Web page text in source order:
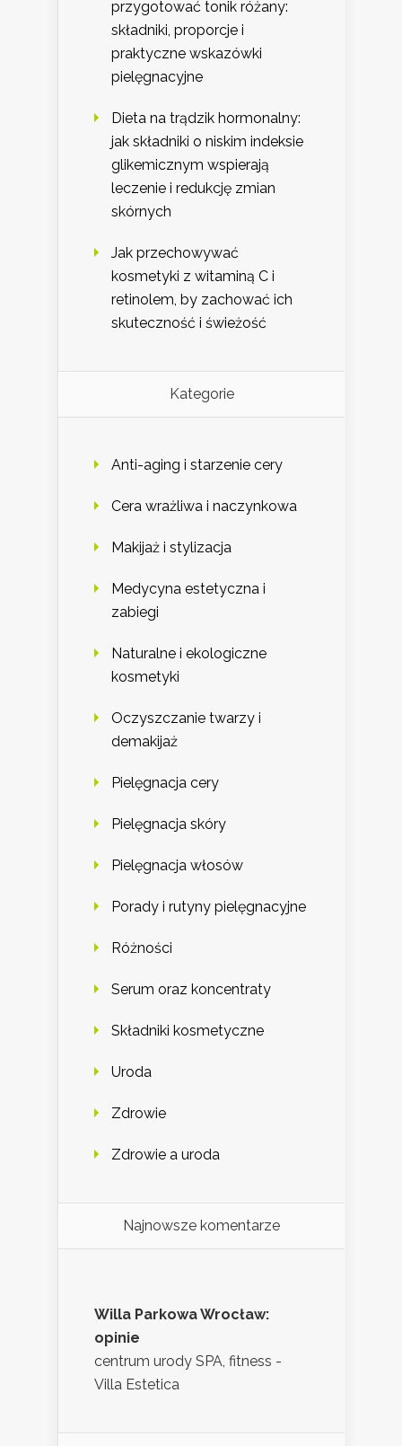
przygotować tonik różany:
składniki, proporcje i
praktyczne wskazówki
pielęgnacyjne
Dieta na trądzik hormonalny:
jak składniki o niskim indeksie
glikemicznym wspierają
leczenie i redukcję zmian
skórnych
Jak przechowywać
kosmetyki z witaminą C i
retinolem, by zachować ich
skuteczność i świeżość
Kategorie
Anti-aging i starzenie cery
Cera wrażliwa i naczynkowa
Makijaż i stylizacja
Medycyna estetyczna i
zabiegi
Naturalne i ekologiczne
kosmetyki
Oczyszczanie twarzy i
demakijaż
Pielęgnacja cery
Pielęgnacja skóry
Pielęgnacja włosów
Porady i rutyny pielęgnacyjne
Różności
Serum oraz koncentraty
Składniki kosmetyczne
Uroda
Zdrowie
Zdrowie a uroda
Najnowsze komentarze
Willa Parkowa Wrocław:
opinie
centrum urody SPA, fitness -
Villa Estetica